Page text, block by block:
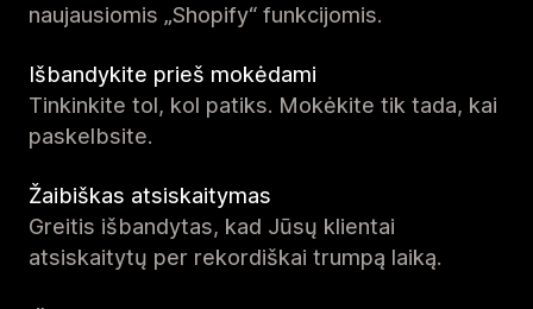
naujausiomis „Shopify“ funkcijomis.
Išbandykite prieš mokėdami
Tinkinkite tol, kol patiks. Mokėkite tik tada, kai
paskelbsite.
Žaibiškas atsiskaitymas
Greitis išbandytas, kad Jūsų klientai
atsiskaitytų per rekordiškai trumpą laiką.